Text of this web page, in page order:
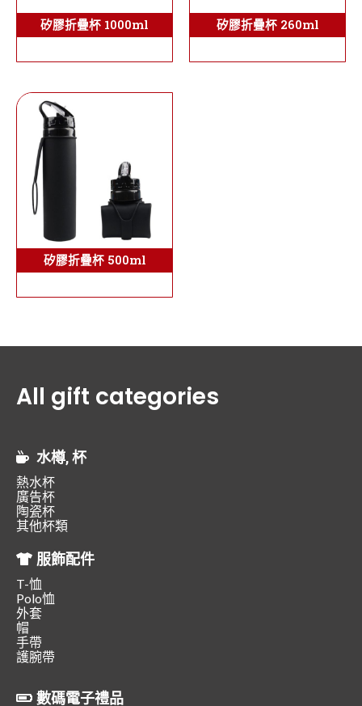
矽膠折疊杯 1000ml 矽膠折疊杯 260ml
矽膠折疊杯 500ml
All gift categories
水樽, 杯
熱水杯
廣告杯
陶瓷杯
其他杯類
服飾配件
T-恤
Polo恤
外套
帽
手帶
護腕帶
數碼電子禮品